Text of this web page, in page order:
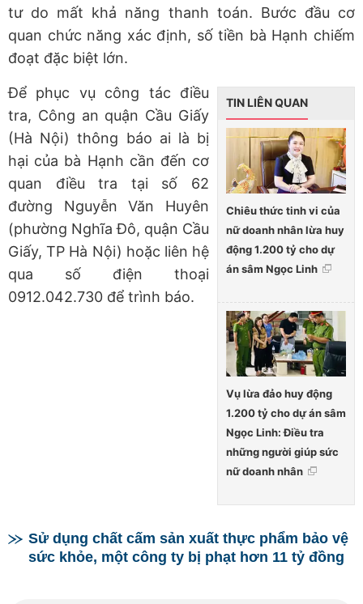
tư do mất khả năng thanh toán. Bước đầu cơ
quan chức năng xác định, số tiền bà Hạnh chiếm
đoạt đặc biệt lớn.
TIN LIÊN QUAN
Chiêu thức tinh vi của
nữ doanh nhân lừa huy
động 1.200 tỷ cho dự
án sâm Ngọc Linh
Vụ lừa đảo huy động
1.200 tỷ cho dự án sâm
Ngọc Linh: Điều tra
những người giúp sức
nữ doanh nhân
Để phục vụ công tác điều
tra, Công an quận Cầu Giấy
(Hà Nội) thông báo ai là bị
hại của bà Hạnh cần đến cơ
quan điều tra tại số 62
đường Nguyễn Văn Huyên
(phường Nghĩa Đô, quận Cầu
Giấy, TP Hà Nội) hoặc liên hệ
qua số điện thoại
0912.042.730 để trình báo.
Sử dụng chất cấm sản xuất thực phẩm bảo vệ
sức khỏe, một công ty bị phạt hơn 11 tỷ đồng